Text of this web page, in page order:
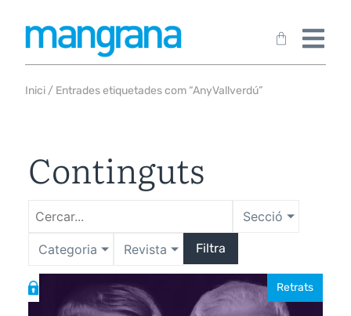
Inici / Entrades etiquetades com “AnyVallverdú”
Continguts
Secció
Categoria Revista Filtra
Retrats